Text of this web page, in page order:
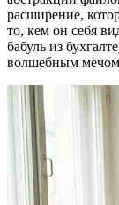
расширение,
то, кем он себя
бабуль из
волшебным